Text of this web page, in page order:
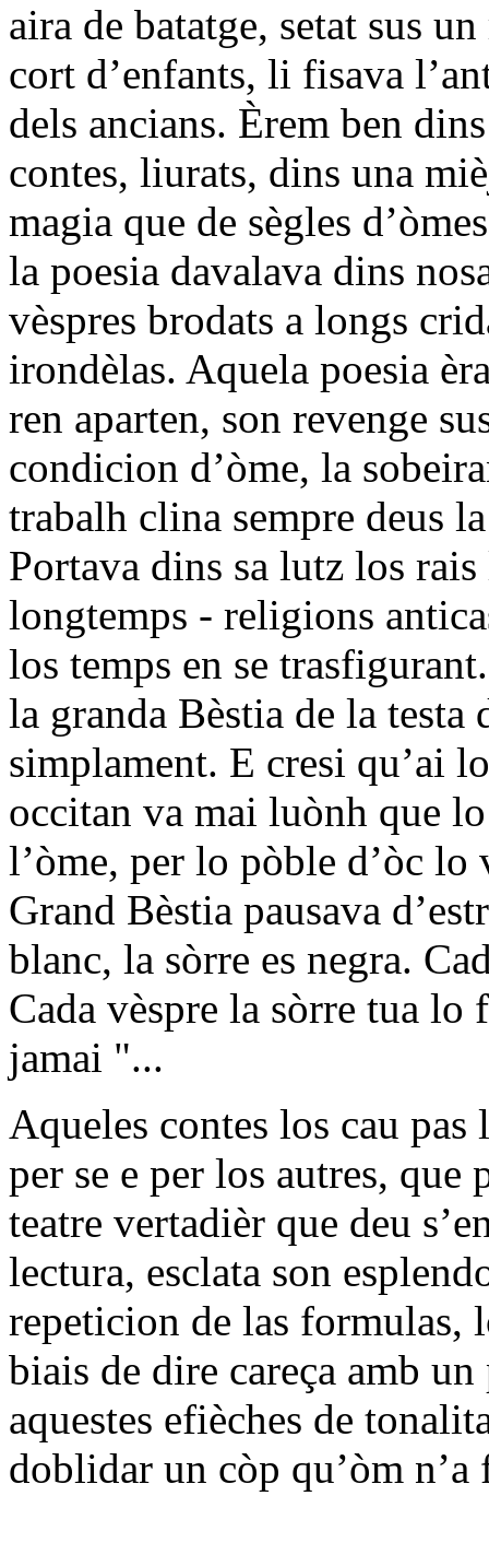
aira de batatge, setat sus
cort d’enfants, li fisava
dels ancians. Èrem ben
contes, liurats, dins una
magia que de sègles
la poesia davalava dins
vèspres brodats a longs
irondèlas. Aquela poesia
ren aparten, son revenge
condicion d’òme, la
trabalh clina sempre deus
Portava dins sa lutz los
longtemps - religions
los temps en se
la granda Bèstia de la testa
simplament. E cresi qu’ai
occitan va mai luònh que
l’òme, per lo pòble d’òc
Grand Bèstia pausava
blanc, la sòrre es negra.
Cada vèspre la sòrre tua lo
jamai "...
Aqueles contes los cau
per se e per los autres, que
teatre vertadièr que deu
lectura, esclata son
repeticion de las formulas,
biais de dire careça amb
aquestes efièches de
doblidar un còp qu’òm n’a